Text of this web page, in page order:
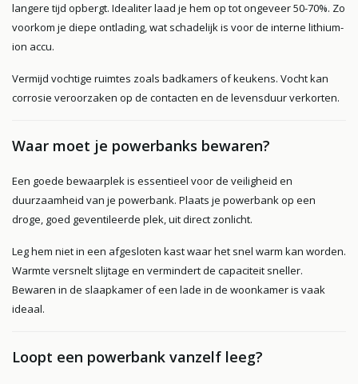
langere tijd opbergt. Idealiter laad je hem op tot ongeveer 50-70%. Zo
voorkom je diepe ontlading, wat schadelijk is voor de interne lithium-
ion accu.
Vermijd vochtige ruimtes zoals badkamers of keukens. Vocht kan
corrosie veroorzaken op de contacten en de levensduur verkorten.
Waar moet je powerbanks bewaren?
Een goede bewaarplek is essentieel voor de veiligheid en
duurzaamheid van je powerbank. Plaats je powerbank op een
droge, goed geventileerde plek, uit direct zonlicht.
Leg hem niet in een afgesloten kast waar het snel warm kan worden.
Warmte versnelt slijtage en vermindert de capaciteit sneller.
Bewaren in de slaapkamer of een lade in de woonkamer is vaak
ideaal.
Loopt een powerbank vanzelf leeg?